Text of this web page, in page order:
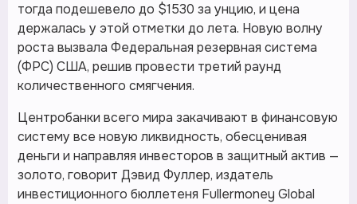
тогда подешевело до $1530 за унцию, и цена
держалась у этой отметки до лета. Новую волну
роста вызвала Федеральная резервная система
(ФРС) США, решив провести третий раунд
количественного смягчения.
Центробанки всего мира закачивают в финансовую
систему все новую ликвидность, обесценивая
деньги и направляя инвесторов в защитный актив —
золото, говорит Дэвид Фуллер, издатель
инвестиционного бюллетеня Fullermoney Global